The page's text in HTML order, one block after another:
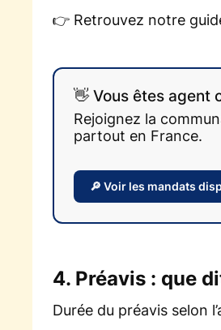
👉 Retrouvez notre
👋 Vous êtes agent
Rejoignez la
partout en France.
🔎 Voir les mandats
4. Préavis : que
Durée du préavis selon